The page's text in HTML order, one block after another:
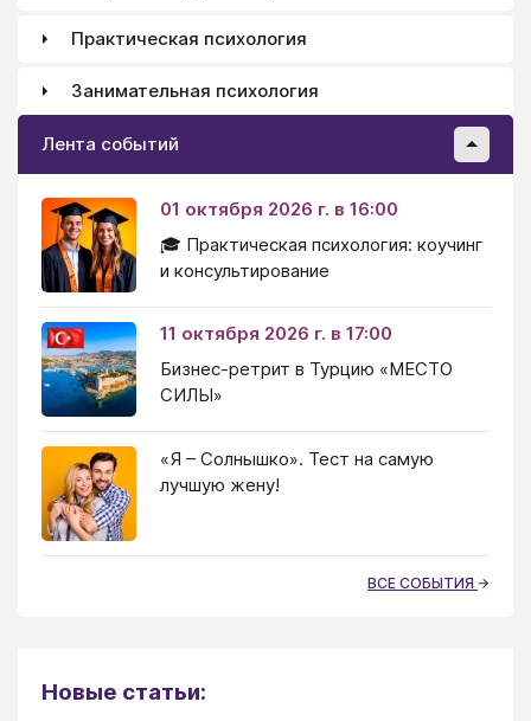
Практическая психология
Занимательная психология
Лента событий
01 октября 2026 г. в 16:00
🎓 Практическая психология: коучинг
и консультирование
11 октября 2026 г. в 17:00
Бизнес-ретрит в Турцию «МЕСТО
СИЛЫ»
«Я – Солнышко». Тест на самую
лучшую жену!
ВСЕ СОБЫТИЯ
Новые статьи: